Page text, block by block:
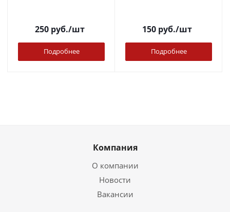
250руб./шт
Подробнее
150руб./шт
Подробнее
Компания
О компании
Новости
Вакансии